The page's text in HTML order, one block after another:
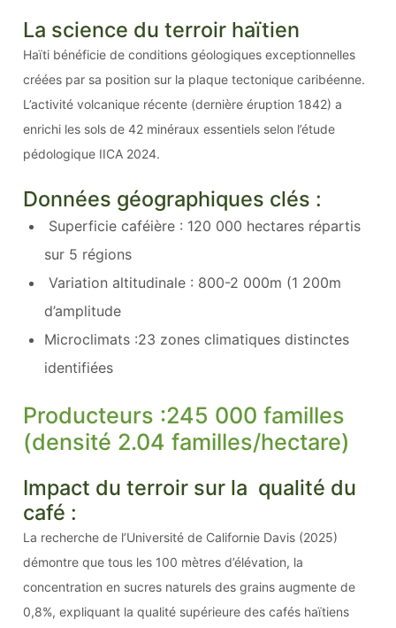
La science du terroir haïtien
Haïti bénéficie de conditions géologiques exceptionnelles
créées par sa position sur la plaque tectonique caribéenne.
L’activité volcanique récente (dernière éruption 1842) a
enrichi les sols de 42 minéraux essentiels selon l’étude
pédologique IICA 2024.
Données géographiques clés :
Superficie caféière : 120 000 hectares répartis
sur 5 régions
Variation altitudinale : 800-2 000m (1 200m
d’amplitude
Microclimats :23 zones climatiques distinctes
identifiées
Producteurs :245 000 familles
(densité 2.04 familles/hectare)
Impact du terroir sur la qualité du
café :
La recherche de l’Université de Californie Davis (2025)
démontre que tous les 100 mètres d’élévation, la
concentration en sucres naturels des grains augmente de
0,8%, expliquant la qualité supérieure des cafés haïtiens